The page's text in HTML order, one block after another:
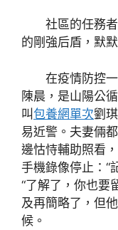
社區的任務者
的剛強后盾，默
在疫情防控
陳晨，是山陽公
叫包養網單次劉
易近警。夫妻倆
邊怙恃輔助照看
手機錄像停止：“
“了解了，你也要
及再簡略了，但
候。